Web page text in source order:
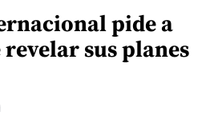
pide a
sus planes